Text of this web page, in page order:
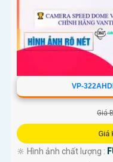
VP-
Giá
Giá
🔆 Hình ảnh chất lượng :